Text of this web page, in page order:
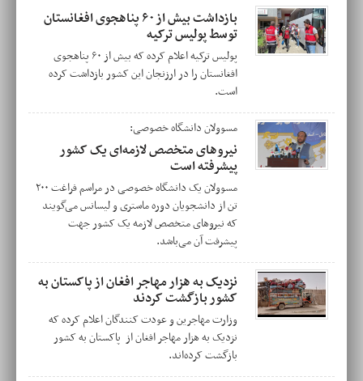
بازداشت بیش از ۶۰ پناهجوی افغانستان
توسط پولیس ترکیه
پولیس ترکیه اعلام کرده که بیش از ۶۰ پناهجوی
افغانستان را در ارزنجان این کشور بازداشت کرده
است.
مسوولان دانشگاه خصوصی:
نیروهای متخصص لازمه‌ای یک کشور
پیشرفته است
مسوولان یک دانشگاه خصوصی در مراسم فراغت ۲۰۰
تن از دانشجویان دوره ماستری و لیسانس می‌گویند
که نیروهای متخصص لازمه یک کشور جهت
پیشرفت آن می‌باشد.
نزدیک به هزار مهاجر افغان از پاکستان به
کشور بازگشت کردند
وزارت مهاجرین و عودت کنندگان اعلام کرده که
نزدیک به هزار مهاجر افغان از پاکستان به کشور
بازگشت کرده‌اند.